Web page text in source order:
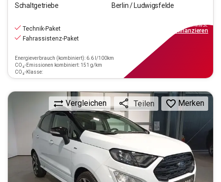
Schaltgetriebe
Berlin / Ludwigsfelde
Technik-Paket
Fahrassistenz-Paket
Energieverbrauch (kombiniert): 6.6 l/100km
CO₂-Emissionen kombiniert: 151 g/km
CO₂-Klasse:
inkl.MwSt.
finanzieren
Vergleichen Teilen Merken